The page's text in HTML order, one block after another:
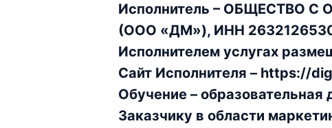
Исполнитель – ОБЩЕСТВО
(ООО «ДМ»), ИНН
Исполнителем услугах
Сайт Исполнителя – https://
Обучение –
Заказчику в области